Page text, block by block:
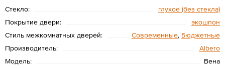
Стекло:
глухое (без стекла)
Покрытие двери:
экошпон
Стиль межкомнатных дверей:
Современные, Бюджетные
Производитель:
Albero
Модель:
Вена